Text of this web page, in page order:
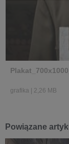
grafika 2,26 MB
Powiązane